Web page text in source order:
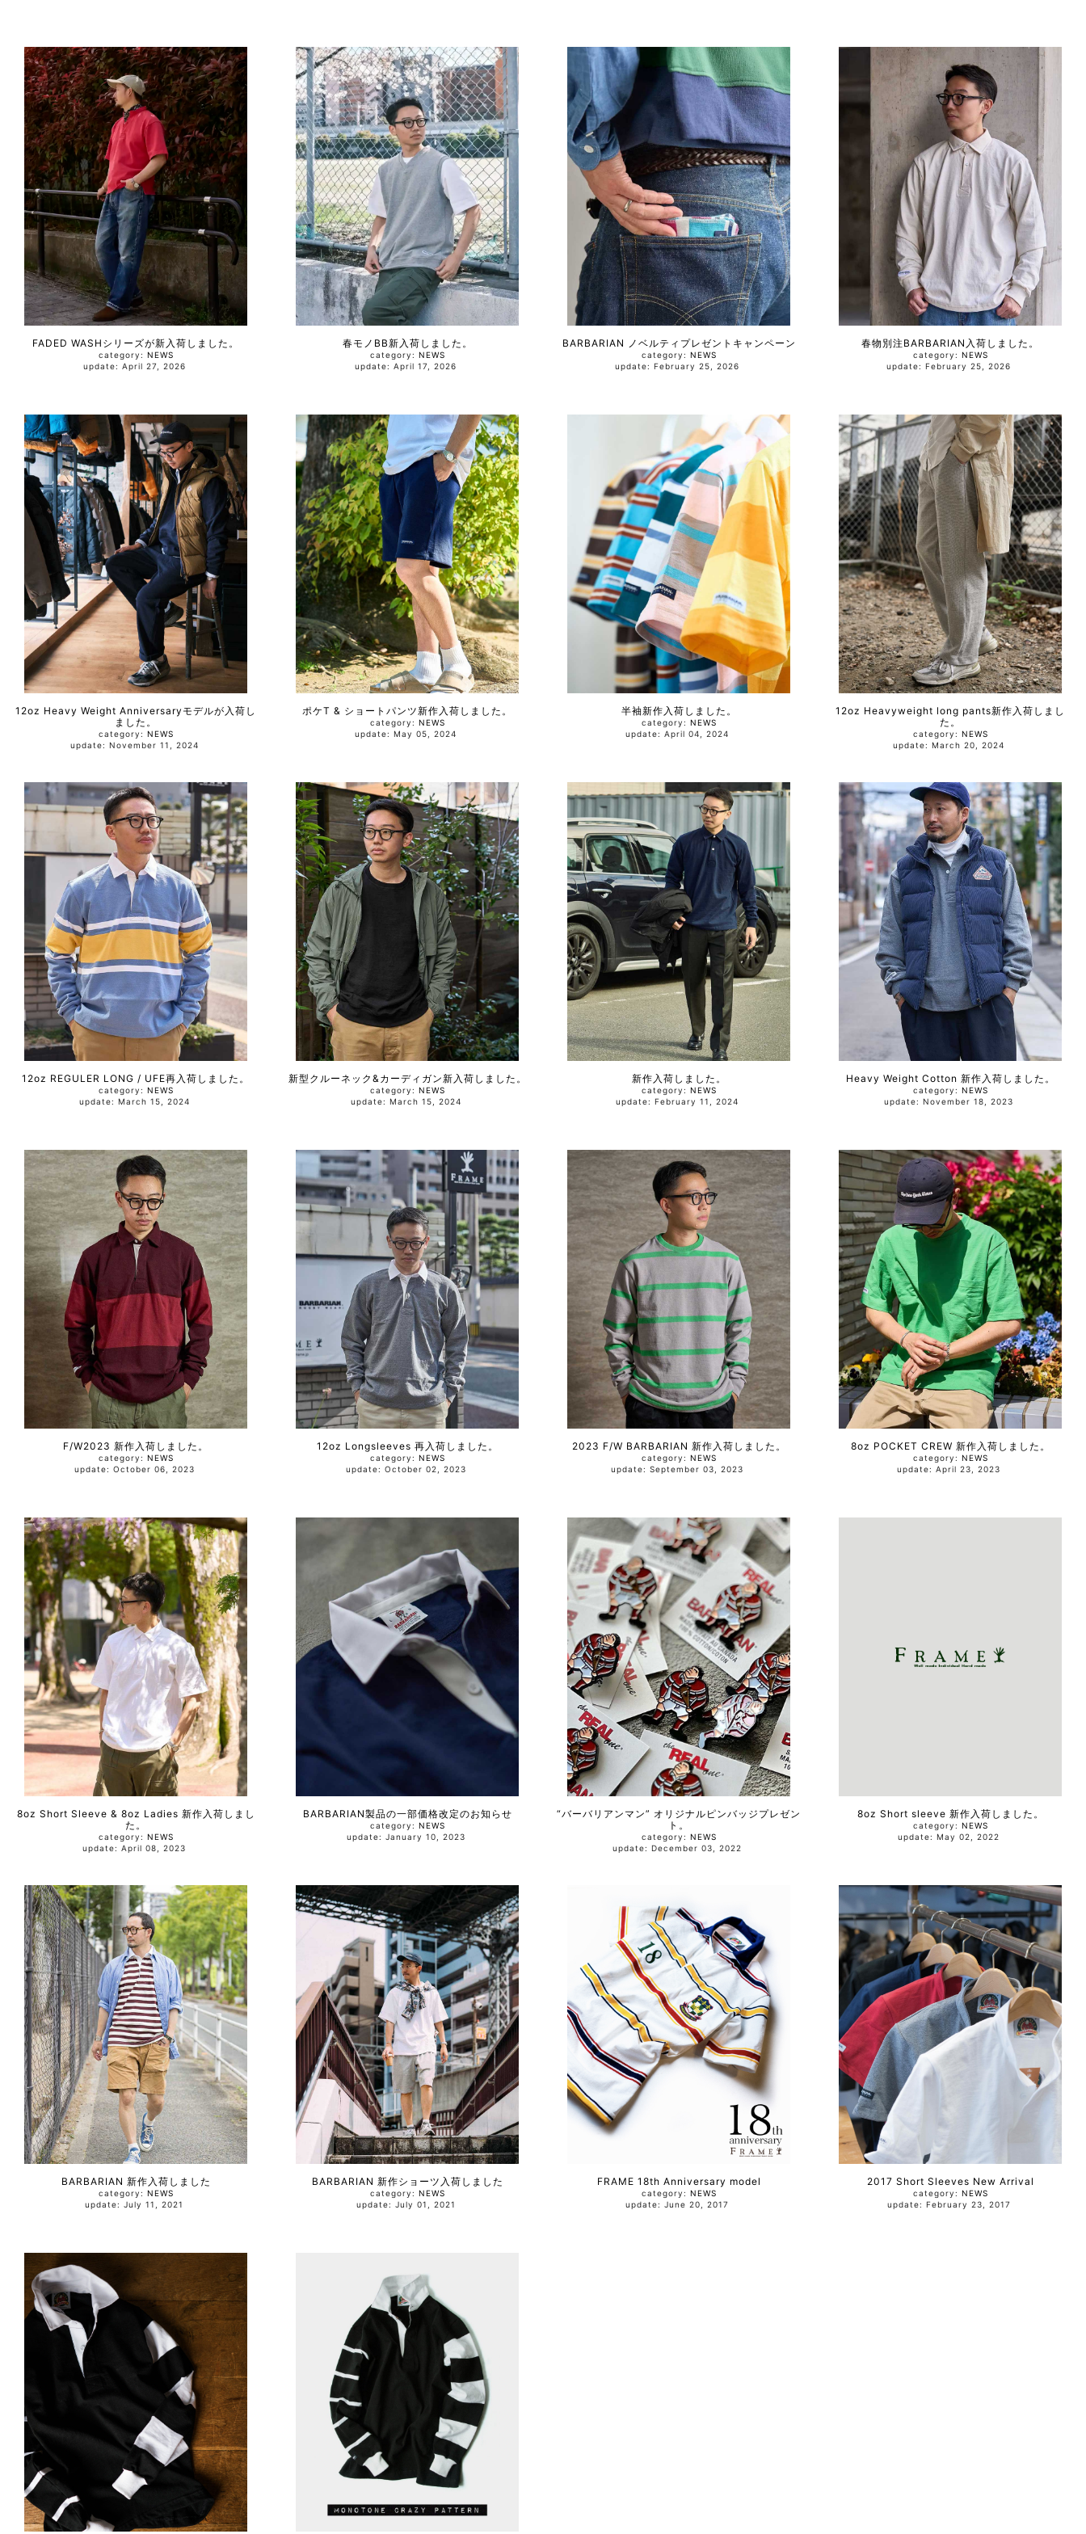
FADED WASHシリーズが新入荷しました。
category: NEWS
update: April 27, 2026
春モノBB新入荷しました。
category: NEWS
update: April 17, 2026
BARBARIAN ノベルティプレゼントキャンペーン
category: NEWS
update: February 25, 2026
春物別注BARBARIAN入荷しました。
category: NEWS
update: February 25, 2026
12oz Heavy Weight Anniversaryモデルが入荷し
ました。
category: NEWS
update: November 11, 2024
ポケT & ショートパンツ新作入荷しました。
category: NEWS
update: May 05, 2024
半袖新作入荷しました。
category: NEWS
update: April 04, 2024
12oz Heavyweight long pants新作入荷しまし
た。
category: NEWS
update: March 20, 2024
12oz REGULER LONG / UFE再入荷しました。
category: NEWS
update: March 15, 2024
新型クルーネック&カーディガン新入荷しました。
category: NEWS
update: March 15, 2024
新作入荷しました。
category: NEWS
update: February 11, 2024
Heavy Weight Cotton 新作入荷しました。
category: NEWS
update: November 18, 2023
F/W2023 新作入荷しました。
category: NEWS
update: October 06, 2023
12oz Longsleeves 再入荷しました。
category: NEWS
update: October 02, 2023
2023 F/W BARBARIAN 新作入荷しました。
category: NEWS
update: September 03, 2023
8oz POCKET CREW 新作入荷しました。
category: NEWS
update: April 23, 2023
8oz Short Sleeve & 8oz Ladies 新作入荷しまし
た。
category: NEWS
update: April 08, 2023
BARBARIAN製品の一部価格改定のお知らせ
category: NEWS
update: January 10, 2023
“バーバリアンマン” オリジナルピンバッジプレゼン
ト。
category: NEWS
update: December 03, 2022
8oz Short sleeve 新作入荷しました。
category: NEWS
update: May 02, 2022
BARBARIAN 新作入荷しました
category: NEWS
update: July 11, 2021
BARBARIAN 新作ショーツ入荷しました
category: NEWS
update: July 01, 2021
FRAME 18th Anniversary model
category: NEWS
update: June 20, 2017
2017 Short Sleeves New Arrival
category: NEWS
update: February 23, 2017